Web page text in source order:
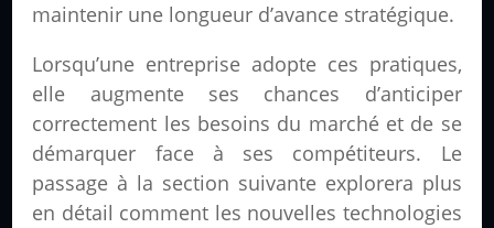
maintenir une longueur d’avance stratégique.
Lorsqu’une entreprise adopte ces pratiques,
elle augmente ses chances d’anticiper
correctement les besoins du marché et de se
démarquer face à ses compétiteurs. Le
passage à la section suivante explorera plus
en détail comment les nouvelles technologies